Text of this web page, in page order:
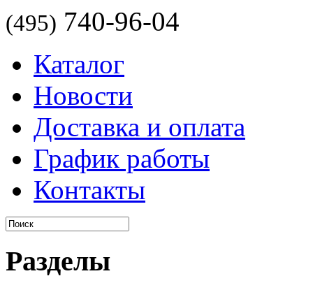
(495) 740-96-04
Каталог
Новости
Доставка и оплата
График работы
Контакты
Разделы